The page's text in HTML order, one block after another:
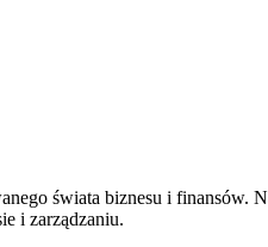
świata biznesu i finansów.
i zarządzaniu.